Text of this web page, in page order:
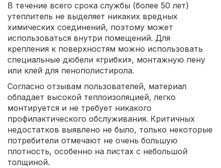
В течение всего срока службы (более 50 лет)
утеплитель не выделяет никаких вредных
химических соединений, поэтому может
использоваться внутри помещений. Для
крепления к поверхностям можно использовать
специальные дюбели «грибки», монтажную пену
или клей для пенополистирола.
Согласно отзывам пользователей, материал
обладает высокой теплоизоляцией, легко
монтируется и не требует никакого
профилактического обслуживания. Критичных
недостатков выявлено не было, только некоторые
потребители отмечают не очень большую
плотность, особенно на листах с небольшой
толщиной.